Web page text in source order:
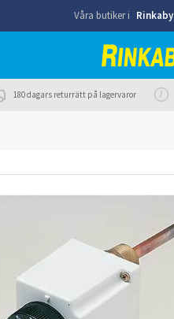
Våra butiker i Rinkaby
180 dagars returrätt på lagervaror